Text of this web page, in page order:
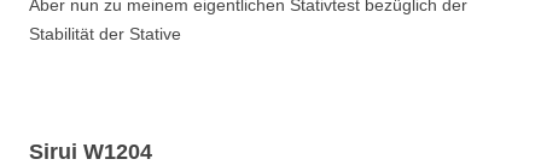
Aber nun zu meinem eigentlichen Stativtest bezüglich der
Stabilität der Stative
Sirui W1204